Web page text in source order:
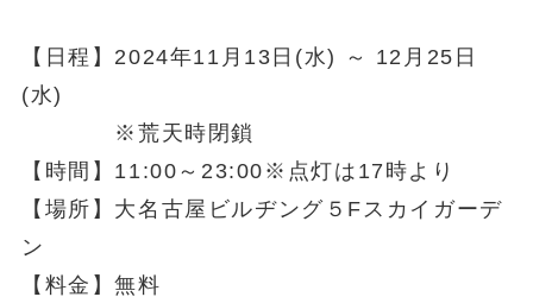
【日程】2024年11月13日(水) ～ 12月25日
(水)
※荒天時閉鎖
【時間】11:00～23:00※点灯は17時より
【場所】大名古屋ビルヂング５Fスカイガーデ
ン
【料金】無料